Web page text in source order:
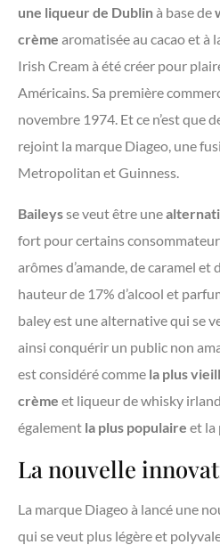
une liqueur de Dublinà base de
crème aromatisée au cacao et à
Irish Cream à été créer pour
Américains. Sa première
novembre 1974. Et ce n’est que
rejoint la marque Diageo, une
Metropolitan et Guinness.
Baileysse veut être une
fort pour certains
arômes d’amande, de caramel et
hauteur de 17% d’alcool et
baley est une alternative qui se
ainsi conquérir un public non
est considéré comme la plus
crème et liqueur de whisky
également la plus populaire et la
La nouvelle
La marque Diageo à lancé une
qui se veut plus légère et